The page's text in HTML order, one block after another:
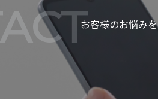
お客様のお悩み